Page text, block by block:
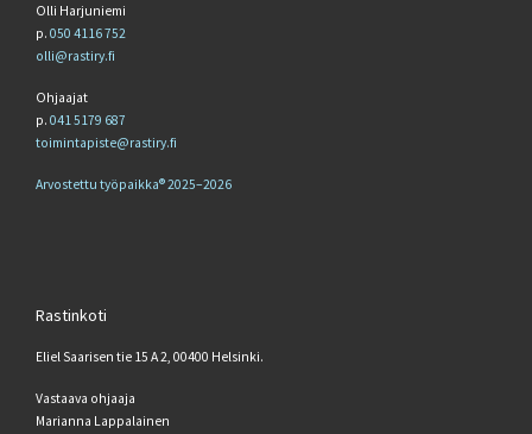
Olli Harjuniemi
p. 050 4116 752
olli@rastiry.fi
Ohjaajat
p. 041 5179 687
toimintapiste@rastiry.fi
Arvostettu työpaikka® 2025–2026
Rastinkoti
Eliel Saarisen tie 15 A 2, 00400 Helsinki.
Vastaava ohjaaja
Marianna Lappalainen